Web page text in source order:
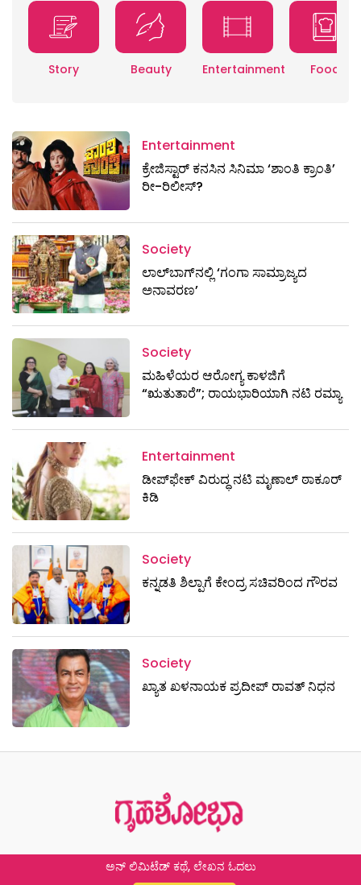
Story Beauty Entertainment Food
Entertainment
ಕ್ರೇಜಿಸ್ಟಾರ್ ಕನಸಿನ ಸಿನಿಮಾ ‘ಶಾಂತಿ ಕ್ರಾಂತಿ’
ರೀ-ರಿಲೀಸ್?
Society
ಲಾಲ್‌ಬಾಗ್‌ನಲ್ಲಿ ‘ಗಂಗಾ ಸಾಮ್ರಾಜ್ಯದ
ಅನಾವರಣ’
Society
ಮಹಿಳೆಯರ ಆರೋಗ್ಯ ಕಾಳಜಿಗೆ
“ಋತುತಾರೆ”; ರಾಯಭಾರಿಯಾಗಿ ನಟಿ ರಮ್ಯಾ
Entertainment
ಡೀಪ್‌ಫೇಕ್ ವಿರುದ್ಧ ನಟಿ ಮೃಣಾಲ್ ಠಾಕೂರ್
ಕಿಡಿ
Society
ಕನ್ನಡತಿ ಶಿಲ್ಪಾಗೆ ಕೇಂದ್ರ ಸಚಿವರಿಂದ ಗೌರವ
Society
ಖ್ಯಾತ ಖಳನಾಯಕ ಪ್ರದೀಪ್ ರಾವತ್‌ ನಿಧನ
ಅನ್ ಲಿಮಿಟೆಡ್ ಕಥೆ, ಲೇಖನ ಓದಲು